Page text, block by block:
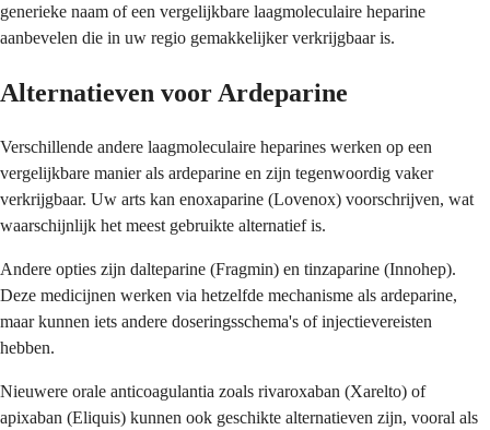
generieke naam of een vergelijkbare laagmoleculaire heparine
aanbevelen die in uw regio gemakkelijker verkrijgbaar is.
Alternatieven voor Ardeparine
Verschillende andere laagmoleculaire heparines werken op een
vergelijkbare manier als ardeparine en zijn tegenwoordig vaker
verkrijgbaar. Uw arts kan enoxaparine (Lovenox) voorschrijven, wat
waarschijnlijk het meest gebruikte alternatief is.
Andere opties zijn dalteparine (Fragmin) en tinzaparine (Innohep).
Deze medicijnen werken via hetzelfde mechanisme als ardeparine,
maar kunnen iets andere doseringsschema's of injectievereisten
hebben.
Nieuwere orale anticoagulantia zoals rivaroxaban (Xarelto) of
apixaban (Eliquis) kunnen ook geschikte alternatieven zijn, vooral als